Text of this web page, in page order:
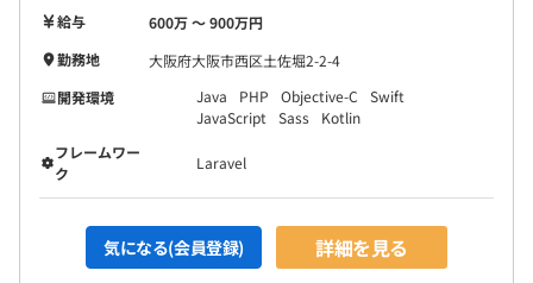
給与
600万 〜 900万円
勤務地
大阪府大阪市西区土佐堀2-2-4
開発環境
Java PHP Objective-C
Swift
JavaScript
Sass
Kotlin
フレームワー
ク
Laravel
気になる(会員登録) 詳細を見る